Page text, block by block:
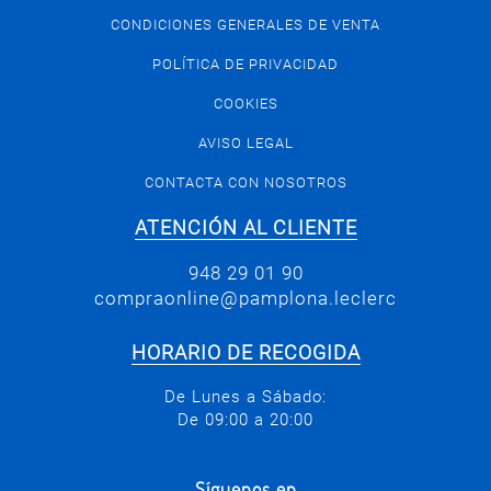
CONDICIONES GENERALES DE VENTA
POLÍTICA DE PRIVACIDAD
COOKIES
AVISO LEGAL
CONTACTA CON NOSOTROS
ATENCIÓN AL CLIENTE
948 29 01 90
compraonline@pamplona.leclerc
HORARIO DE RECOGIDA
De Lunes a Sábado:
De 09:00 a 20:00